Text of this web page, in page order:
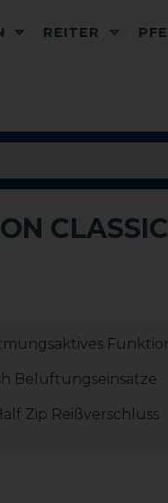
REITER
Belüftungseinsätze
Zip Reißverschluss